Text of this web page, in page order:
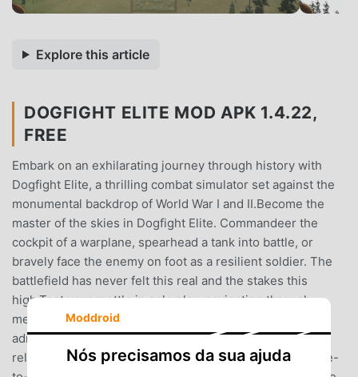
Explore this article
DOGFIGHT ELITE MOD APK 1.4.22,
FREE
Embark on an exhilarating journey through history with
Dogfight Elite, a thrilling combat simulator set against the
monumental backdrop of World War I and II.Become the
master of the skies in Dogfight Elite. Commandeer the
cockpit of a warplane, spearhead a tank into battle, or
bravely face the enemy on foot as a resilient soldier. The
battlefield has never felt this real and the stakes this
high.Test your mettle in solo play, navigating through
meticulously designed training missions that escalate to
adrenaline-charged, full-scale aerial dogfights against
relentless enemy combatants.While Dogfight Elite is free-
Moddroid
Nós precisamos da sua ajuda